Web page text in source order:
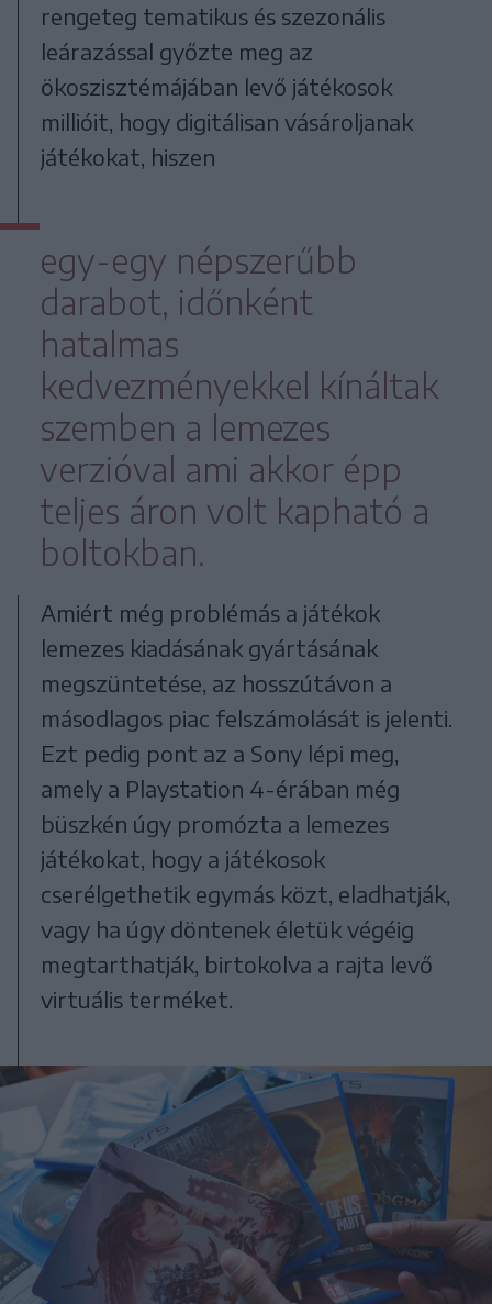
rengeteg tematikus és szezonális
leárazással győzte meg az
ökoszisztémájában levő játékosok
millióit, hogy digitálisan vásároljanak
játékokat, hiszen
egy-egy népszerűbb
darabot, időnként
hatalmas
kedvezményekkel kínáltak
szemben a lemezes
verzióval ami akkor épp
teljes áron volt kapható a
boltokban.
Amiért még problémás a játékok
lemezes kiadásának gyártásának
megszüntetése, az hosszútávon a
másodlagos piac felszámolását is jelenti.
Ezt pedig pont az a Sony lépi meg,
amely a Playstation 4-érában még
büszkén úgy promózta a lemezes
játékokat, hogy a játékosok
cserélgethetik egymás közt, eladhatják,
vagy ha úgy döntenek életük végéig
megtarthatják, birtokolva a rajta levő
virtuális terméket.